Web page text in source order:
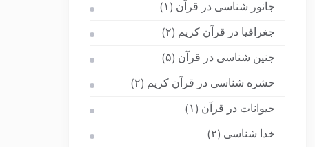
جانور شناسی در قرآن (۱)
جغرافیا در قرآن کریم (۲)
جنین شناسی در قرآن (۵)
حشره شناسی در قرآن کریم (۲)
حیوانات در قرآن (۱)
خدا شناسی (۲)